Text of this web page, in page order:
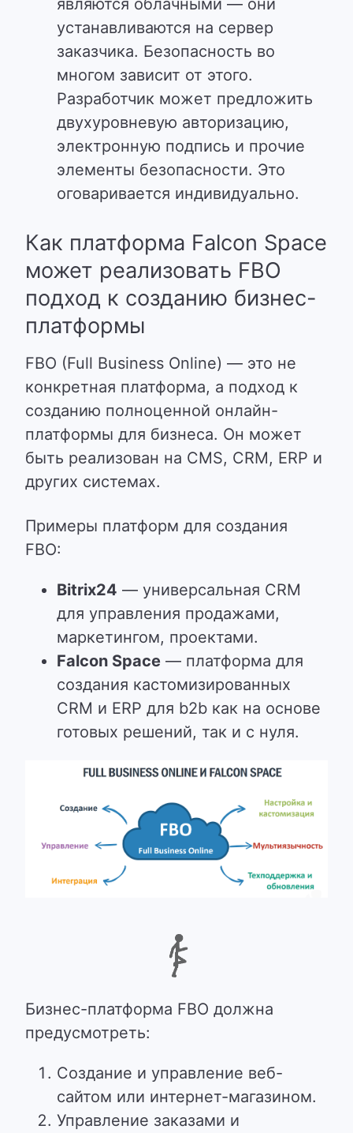
являются облачными — они
устанавливаются на сервер
заказчика. Безопасность во
многом зависит от этого.
Разработчик может предложить
двухуровневую авторизацию,
электронную подпись и прочие
элементы безопасности. Это
оговаривается индивидуально.
Как платформа Falcon Space
может реализовать FBO
подход к созданию бизнес-
платформы
FBO (Full Business Online) — это не
конкретная платформа, а подход к
созданию полноценной онлайн-
платформы для бизнеса. Он может
быть реализован на CMS, CRM, ERP и
других системах.
Примеры платформ для создания
FBO:
Bitrix24 — универсальная CRM
для управления продажами,
маркетингом, проектами.
Falcon Space — платформа для
создания кастомизированных
CRM и ERP для b2b как на основе
готовых решений, так и с нуля.
Бизнес-платформа FBO должна
предусмотреть:
Создание и управление веб-
сайтом или интернет-магазином.
Управление заказами и